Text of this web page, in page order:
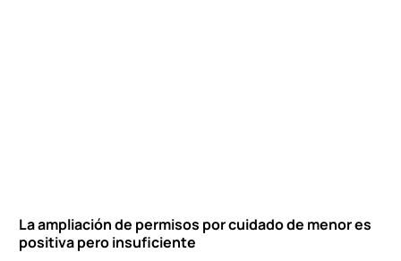
La ampliación de permisos por cuidado de menor es
positiva pero insuficiente